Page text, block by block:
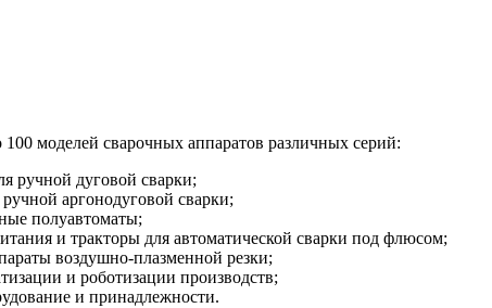
100 моделей сварочных аппаратов различных серий:
дуговой сварки;
аргонодуговой сварки;
полуавтоматы;
и тракторы для автоматической сварки под флюсом;
воздушно-плазменной резки;
и роботизации производств;
и принадлежности.